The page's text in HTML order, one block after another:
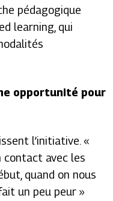
pédagogique
learning , qui
opportunité pour
l’initiative. «
contact avec les
quand on nous
un peu peur »